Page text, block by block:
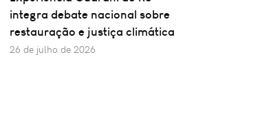
integra debate nacional sobre
restauração e justiça climática
26 de julho de 2026